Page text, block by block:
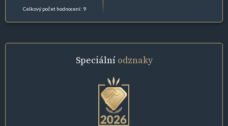
Celkový počet hodnocení: 9
Speciální odznaky